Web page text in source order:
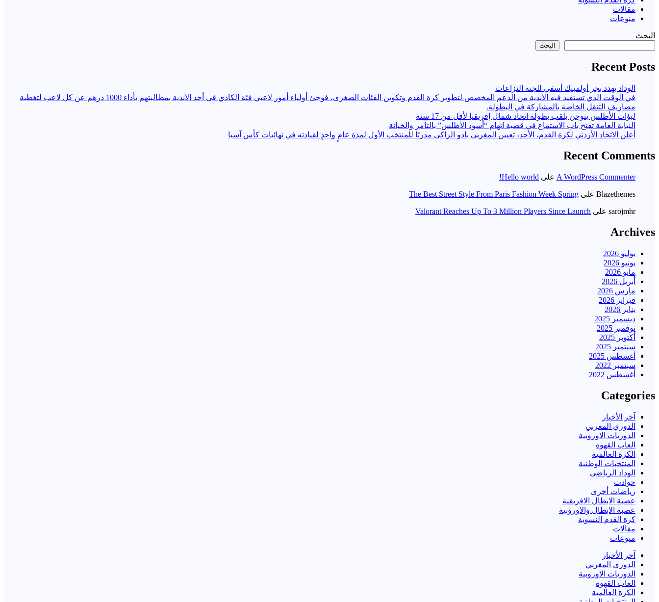
مقالات
منوعات
البحث
البحث
Recent Posts
الوداد يهدد بجر أولمبيك أسفي للجنة النزاعات
في الوقت الذي تستفيد فيه الأندية من الدعم المخصص لتطوير كرة القدم وتكوين الفئات الصغرى، فوجئ أولياء أمور لاعبي فئة الكادي في أحد الأندية بمطالبتهم بأداء 1000 درهم عن كل لاعب لتغطية
مصاريف التنقل الخاصة بالمشاركة في البطولة.
لبؤات الأطلس يتوجن بلقب بطولة اتحاد شمال إفريقيا لأقل من 17 سنة
النيابة العامة تفتح باب الاستماع في قضية اتهام “أسود الأطلس” بالتآمر والخيانة
أعلن الاتحاد الأردني لكرة القدم، الأحد، تعيين المغربي بادو الزاكي مدربًا للمنتخب الأول لمدة عامٍ واحدٍ لقيادته ​في نهائيات كأس آسيا
Recent Comments
A WordPress Commenter على Hello world!
Blazethemes على The Best Street Style From Paris Fashion Week Spring
sarojmhr على Valorant Reaches Up To 3 Million Players Since Launch
Archives
يوليو 2026
يونيو 2026
مايو 2026
أبريل 2026
مارس 2026
فبراير 2026
يناير 2026
ديسمبر 2025
نوفمبر 2025
أكتوبر 2025
سبتمبر 2025
أغسطس 2025
سبتمبر 2022
أغسطس 2022
Categories
آخر الأخبار
الدوري المغربي
الدوريات الاوروبية
العاب القهوة
الكرة العالمية
المنتخبات الوطنية
الوداد الرياضي
حوادث
رياضات أخرى
عصبة الابطال الافريقية
عصبة الابطال والاوروبية
كرة القدم النسوية
مقالات
منوعات
آخر الأخبار
الدوري المغربي
الدوريات الاوروبية
العاب القهوة
الكرة العالمية